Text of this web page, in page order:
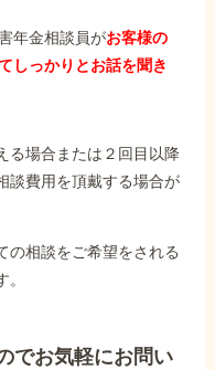
年金相談員がお客様の
しっかりとお話を聞き
る場合または２回目以降
談費用を頂戴する場合が
の相談をご希望をされる
でお気軽にお問い